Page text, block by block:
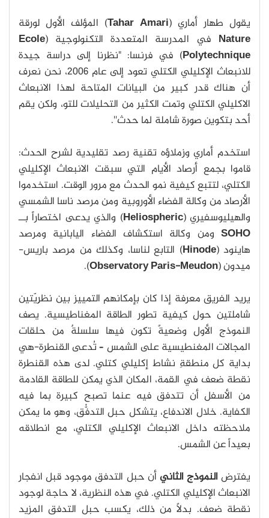
يقول طهار أماري (Tahar Amari) المؤلف الأول لورقة
Nature في المدرسة المتعددة التكنولوجية (Ecole
Polytechnique) في فرنسا: "نظرنا إلى دراسة جيدة
للانبعاث الإكليلي الكتلي تعود إلى عام 2006، نحن نعرف
أن هناك قدر كبير من البيانات المتاحة لهذا الانبعاث
الاكليلي الكتلي وتمت الكثير من التحليلات للتو، ولكن يقم
أحد بتكوين صورة شاملة لما حدث''.
استخدم أماري وزملاؤه تقنية رصد تقليدية لشرح الحدث:
قاموا بجمع أرصاد الأيام التي سبقت الانبعاث الإكليلي
الكتلي، لتتبع كيفية نمو الحدث مع مرور الوقت. استخدموا
الأرصاد من وكالة الفضاء الأوروبية ومن مرصد ناسا الشمسي
والهيليوسفيري (Heliospheric) والذي يدعى اختصاراً بــ
SOHO ومن وكالة استكشاف الفضاء اليابانية ومرصد
هاينود (Hinode) التابع لناسا، وكذلك من مرصد باريس-
ميدون (Observatory Paris-Meudon
).
يريد الفريق معرفة إذا كان بإمكانهم التمييز بين نظرِيّتين
شاملتين حول كيفية تطور الطاقة المغناطيسية. يصف
النموذج الأول وضعيةً تكون فيها سلسلةٌ من حلقات
المجالات المغنطيسية على الشمس – تُدعى القنطرة-هي
بداية كل منطقةِ نشاط إكليلي كتلي. لدى هذه القنطرة
نقطة ضعف في القمة، المكان الذي يمكن للطاقة القادمة
من الأسفل أن تتدفق فيه عنما تصبح كبيرة بما فيه
الكفاية. خلال الاندفاع، يتشكل حبل التدفُّق، وهو ما يمكن
ملاحظته داخل الانبعاث الإكليلي الكتلي، مع انطلاقه
بعيداً عن الشمس.
يفترض النموذج الثانيأن حبل التدفق موجود قبل انفجار
الانبعاث الإكليلي الكتلي. في هذه النظرية، لا حاجة لوجود
نقطة ضعف. بدلاً من ذلك، يكسب حبل التدفق المزيد